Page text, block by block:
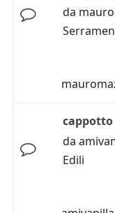
da
da
Edili